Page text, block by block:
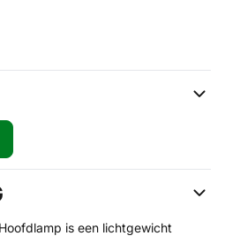
is een lichtgewicht